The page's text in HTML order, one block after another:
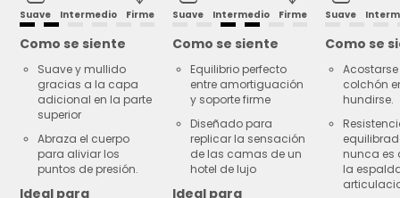
Suave Intermedio Firme
Como se siente
Suave y mullido
gracias a la capa
adicional en la parte
superior
Abraza el cuerpo
para aliviar los
puntos de presión.
Ideal para
Suave Intermedio Firme
Como se siente
Equilibrio perfecto
entre amortiguación
y soporte firme
Diseñado para
replicar la sensación
de las camas de un
hotel de lujo
Ideal para
Suave
Como se
colchón
hundirse.
nunca es
la